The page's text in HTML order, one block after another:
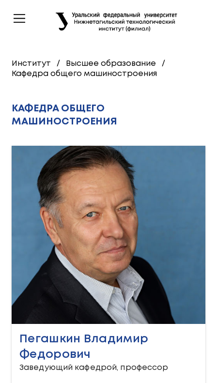
Институт / Высшее образование
/
Кафедра общего машиностроения
КАФЕДРА ОБЩЕГО
МАШИНОСТРОЕНИЯ
Пегашкин Владимир
Федорович
Заведующий кафедрой, профессор